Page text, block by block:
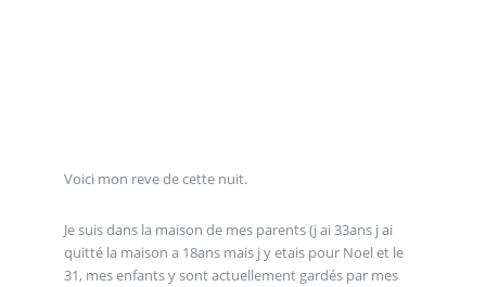
Voici mon reve de cette nuit.
Je suis dans la maison de mes parents (j ai 33ans j ai
quitté la maison a 18ans mais j y etais pour Noel et le
31, mes enfants y sont actuellement gardés par mes